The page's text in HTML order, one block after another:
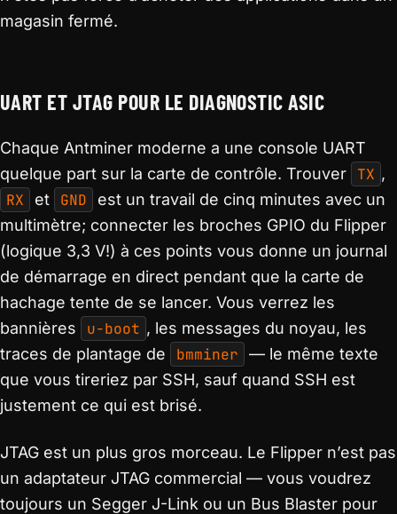
magasin fermé.
UART ET JTAG POUR LE DIAGNOSTIC ASIC
Chaque Antminer moderne a une console UART
quelque part sur la carte de contrôle. Trouver
TX ,
RX et GND
est un travail de cinq minutes avec un
multimètre; connecter les broches GPIO du Flipper
(logique 3,3 V!) à ces points vous donne un journal
de démarrage en direct pendant que la carte de
hachage tente de se lancer. Vous verrez les
bannières
u-boot , les messages du noyau, les
traces de plantage de
bmminer
— le même texte
que vous tireriez par SSH, sauf quand SSH est
justement ce qui est brisé.
JTAG est un plus gros morceau. Le Flipper n’est pas
un adaptateur JTAG commercial — vous voudrez
toujours un Segger J-Link ou un Bus Blaster pour